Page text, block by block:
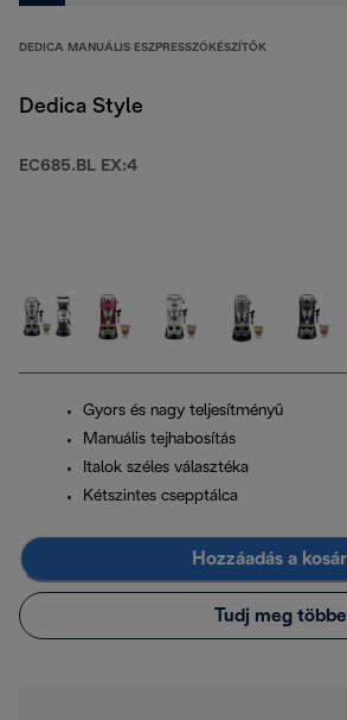
DEDICA MANUÁLIS ESZPRESSZÓKÉSZÍTŐK
Dedica Style
EC685.BL EX:4
Gyors és nagy teljesítményű
Manuális tejhabosítás
Italok széles választéka
Kétszintes csepptálca
Hozzáadás a
Tudj meg